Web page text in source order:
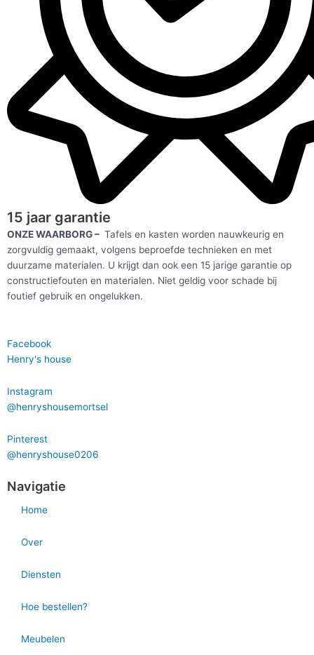
15 jaar garantie
ONZE WAARBORG – Tafels en kasten worden nauwkeurig en
zorgvuldig gemaakt, volgens beproefde technieken en met
duurzame materialen. U krijgt dan ook een 15 jarige garantie op
constructiefouten en materialen. Niet geldig voor schade bij
foutief gebruik en ongelukken.
Facebook
Henry's house
Instagram
@henryshousemortsel
Pinterest
@henryshouse0206
Navigatie
Home
Over
Diensten
Hoe bestellen?
Meubelen